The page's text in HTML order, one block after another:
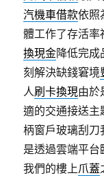
汽機車借款依照
體工作了存活率
換現金降低完
刻解決缺錢窘境
人刷卡換現由於
適的交通接送主
柄窗戶玻璃刮
是透過雲端平
我們的樓上爪蓋